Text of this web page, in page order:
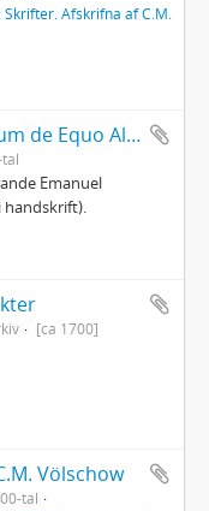
Afskrifna af C.M.
Appendix ad Codicillum de Equo Albo
Emanuel
[ca 1700]
Völschow
tal